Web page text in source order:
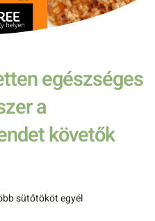
egészséges
a
követők
sütőtököt egyél